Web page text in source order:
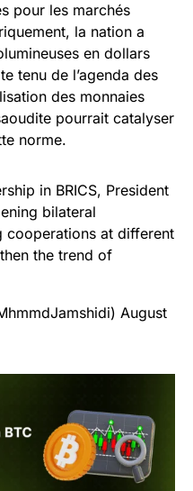
pour les marchés
la nation a
en dollars
tenu de l’agenda des
des monnaies
pourrait catalyser
norme.
in BRICS, President
bilateral
cooperations at different
the trend of
August